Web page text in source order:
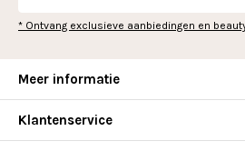
* Ontvang exclusieve aanbiedingen en
Meer informatie
Klantenservice